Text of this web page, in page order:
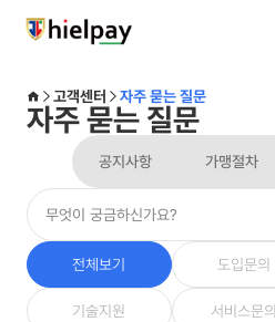
고객센터 자주 묻는 질문
자주 묻는 질문
공지사항 가맹절차
전체보기 도입문의
기술지원 서비스문의